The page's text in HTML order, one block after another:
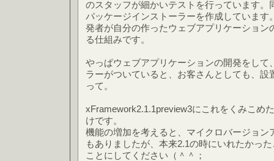
のスタッフが細かいテストを行っています。
パッケージインストーラーを作成しています
発者が自分の作ったウェブアプリケーション
る仕組みです。
やっぱウェブアプリケーションの開発をして
ラーがついていると、お客さんとしても、設
って。
xFramework2.1.1preview3にこれをくみこめ
けです。
機能の増加を考えると、マイクロバージョン
もありましたが、本来2.1の時にいれたかっ
ことにしてください（＾＾；